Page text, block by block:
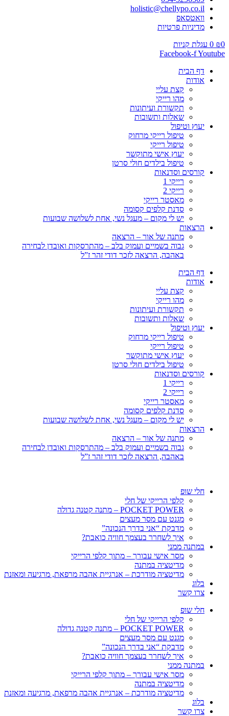
holistic@chellypo.co.il
וואטסאפ
מדיניות פרטיות
₪0
0 עגלת קניות
Facebook-fYoutube
דף הבית
אודות
קצת עליי
מהו רייקי
תקשורת ועיתונות
שאלות ותשובות
יעוץ וטיפול
טיפול רייקי מרחוק
טיפול רייקי
יעוץ אישי מתוקשר
טיפול בילדים חולי סרטן
קורסים וסדנאות
רייקי 1
רייקי 2
מאסטר רייקי
סדנת קלפים קסומה
יש לי מקום – מעגל נשי, אחת לשלושה שבועות
הרצאות
מתנה של אור – הרצאה
גבוה בשמיים ועמוק בלב – מהתרסקות ואובדן לבחירה
באהבה, הרצאה לזכר דודי זהר ז”ל
דף הבית
אודות
קצת עליי
מהו רייקי
תקשורת ועיתונות
שאלות ותשובות
יעוץ וטיפול
טיפול רייקי מרחוק
טיפול רייקי
יעוץ אישי מתוקשר
טיפול בילדים חולי סרטן
קורסים וסדנאות
רייקי 1
רייקי 2
מאסטר רייקי
סדנת קלפים קסומה
יש לי מקום – מעגל נשי, אחת לשלושה שבועות
הרצאות
מתנה של אור – הרצאה
גבוה בשמיים ועמוק בלב – מהתרסקות ואובדן לבחירה
באהבה, הרצאה לזכר דודי זהר ז”ל
חלי שופ
קלפי הרייקי של חלי
POCKET POWER – מתנה קטנה גדולה
מגנט עם מסר מעצים
מדבקת “אני בדרך הנכונה”
איך לשחרר בעצמך חוויה כואבת?
במתנה ממני
מסר אישי עבורך – מתוך קלפי הרייקי
מדיטציה במתנה
מדיטציה מודרכת – אנרגיית אהבה מרפאת, מרגיעה ומאזנת
בלוג
צרו קשר
חלי שופ
קלפי הרייקי של חלי
POCKET POWER – מתנה קטנה גדולה
מגנט עם מסר מעצים
מדבקת “אני בדרך הנכונה”
איך לשחרר בעצמך חוויה כואבת?
במתנה ממני
מסר אישי עבורך – מתוך קלפי הרייקי
מדיטציה במתנה
מדיטציה מודרכת – אנרגיית אהבה מרפאת, מרגיעה ומאזנת
בלוג
צרו קשר